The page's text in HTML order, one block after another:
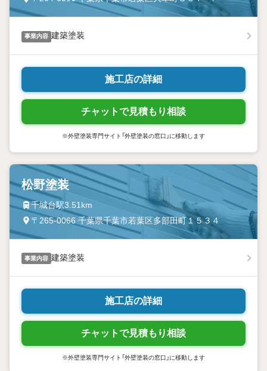
事業内容 建築塗装
施工店の詳細
チャットで見積もり相談
※外壁塗装専門サイト「外壁塗装の窓口」に移動します
松野塗装
千城台駅3.51km
〒265-0066 千葉県千葉市若葉区多部田町１５３４
事業内容 建築塗装
施工店の詳細
チャットで見積もり相談
※外壁塗装専門サイト「外壁塗装の窓口」に移動します